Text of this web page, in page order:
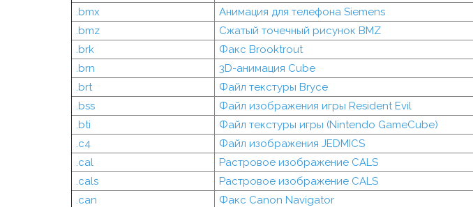
.bmx
Анимация для телефона Siemens
.bmz
Сжатый точечный рисунок BMZ
.brk
Факс Brooktrout
.brn
3D-анимация Cube
.brt
Файл текстуры Bryce
.bss
Файл изображения игры Resident Evil
.bti
Файл текстуры игры (Nintendo GameCube)
.c4
Файл изображения JEDMICS
.cal
Растровое изображение CALS
.cals
Растровое изображение CALS
.can
Факс Canon Navigator